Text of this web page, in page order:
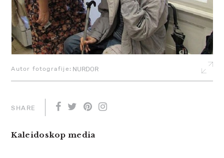
NURDOR
Autor fotografije:
SHARE
Kaleidoskop media